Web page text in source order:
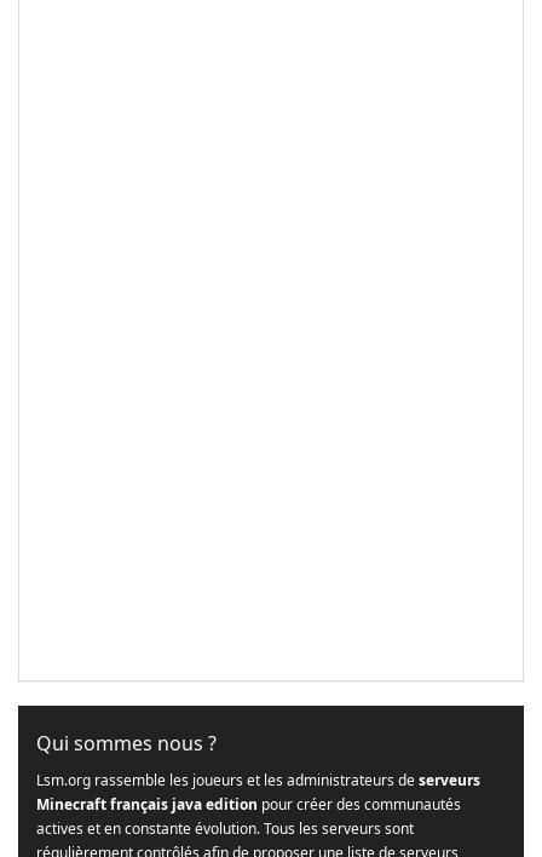
Qui sommes nous ?
Lsm.org rassemble les joueurs et les administrateurs deserveurs
Minecraft français java edition pour créer des communautés
actives et en constante évolution. Tous les serveurs sont
régulièrement contrôlés afin de proposer une liste de serveurs